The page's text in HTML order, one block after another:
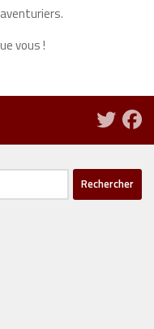
vous !